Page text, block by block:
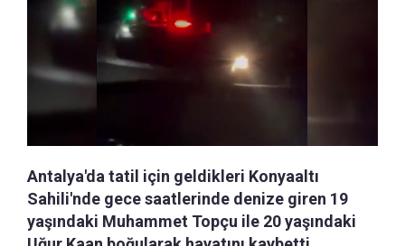
Antalya'da tatil için geldikleri Konyaaltı
Sahili'nde gece saatlerinde denize giren 19
yaşındaki Muhammet Topçu ile 20 yaşındaki